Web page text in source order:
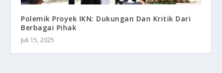
Polemik Proyek IKN: Dukungan Dan Kritik Dari
Berbagai Pihak
Juli 15, 2025